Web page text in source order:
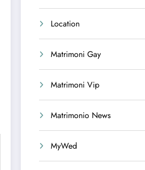
Location
Matrimoni Gay
Matrimoni Vip
Matrimonio News
MyWed